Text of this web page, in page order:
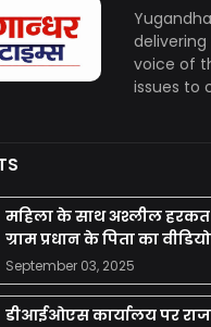
voice of
issues to
महिला के साथ अश्लील
ग्राम प्रधान के पिता का
September 03, 2025
डीआईओएस कार्यालय पर